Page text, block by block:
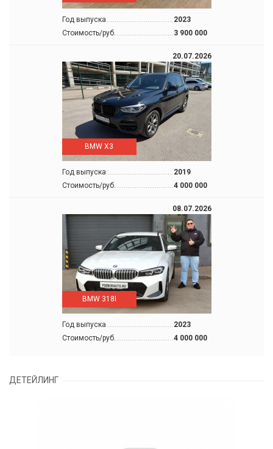
Год выпуска
2023
Стоимость/руб.
3 900 000
20.07.2026
BMW X3
Год выпуска
2019
Стоимость/руб.
4 000 000
08.07.2026
BMW 318I
Год выпуска
2023
Стоимость/руб.
4 000 000
ДЕТЕЙЛИНГ